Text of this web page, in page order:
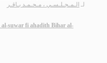
لـ الـمـجـلـسـي ، مـحـمـد بـاقـر
al-suwar fi ahadith Bihar al-